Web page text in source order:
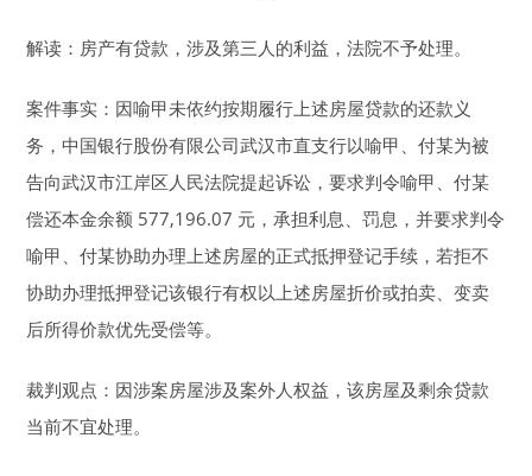
解读：房产有贷款，涉及第三人的利益，法院不予处理。
案件事实：因喻甲未依约按期履行上述房屋贷款的还款义
务，中国银行股份有限公司武汉市直支行以喻甲、付某为被
告向武汉市江岸区人民法院提起诉讼，要求判令喻甲、付某
偿还本金余额 577,196.07 元，承担利息、罚息，并要求判令
喻甲、付某协助办理上述房屋的正式抵押登记手续，若拒不
协助办理抵押登记该银行有权以上述房屋折价或拍卖、变卖
后所得价款优先受偿等。
裁判观点：因涉案房屋涉及案外人权益，该房屋及剩余贷款
当前不宜处理。